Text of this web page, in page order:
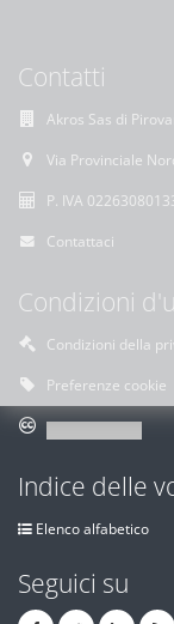
Contatti
Akros Sas di
Via Provinciale
P. IVA
Contattaci
Condizioni
Condizioni della
Preferenze cookie
Indice delle
Elenco alfabetico
Seguici su